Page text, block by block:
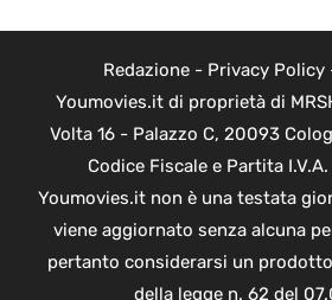
Redazione- Privacy Policy
Youmovies.it di proprietà di
Volta 16 - Palazzo C, 20093
Codice Fiscale e Partita
Youmovies.it non è una testata
viene aggiornato senza alcuna
pertanto considerarsi un
della legge n. 62 del